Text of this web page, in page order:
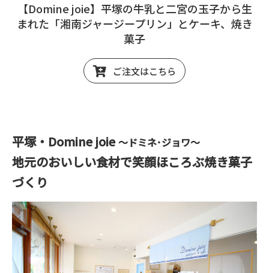
【Domine joie】平塚の牛乳と二宮の玉子から生
まれた「湘南ジャージープリン」とケーキ、焼き
菓子
ご注文はこちら
平塚・Domine joie～ドミネ･ジョワ～
地元のおいしい食材で笑顔ほころぶ焼き菓子
づくり